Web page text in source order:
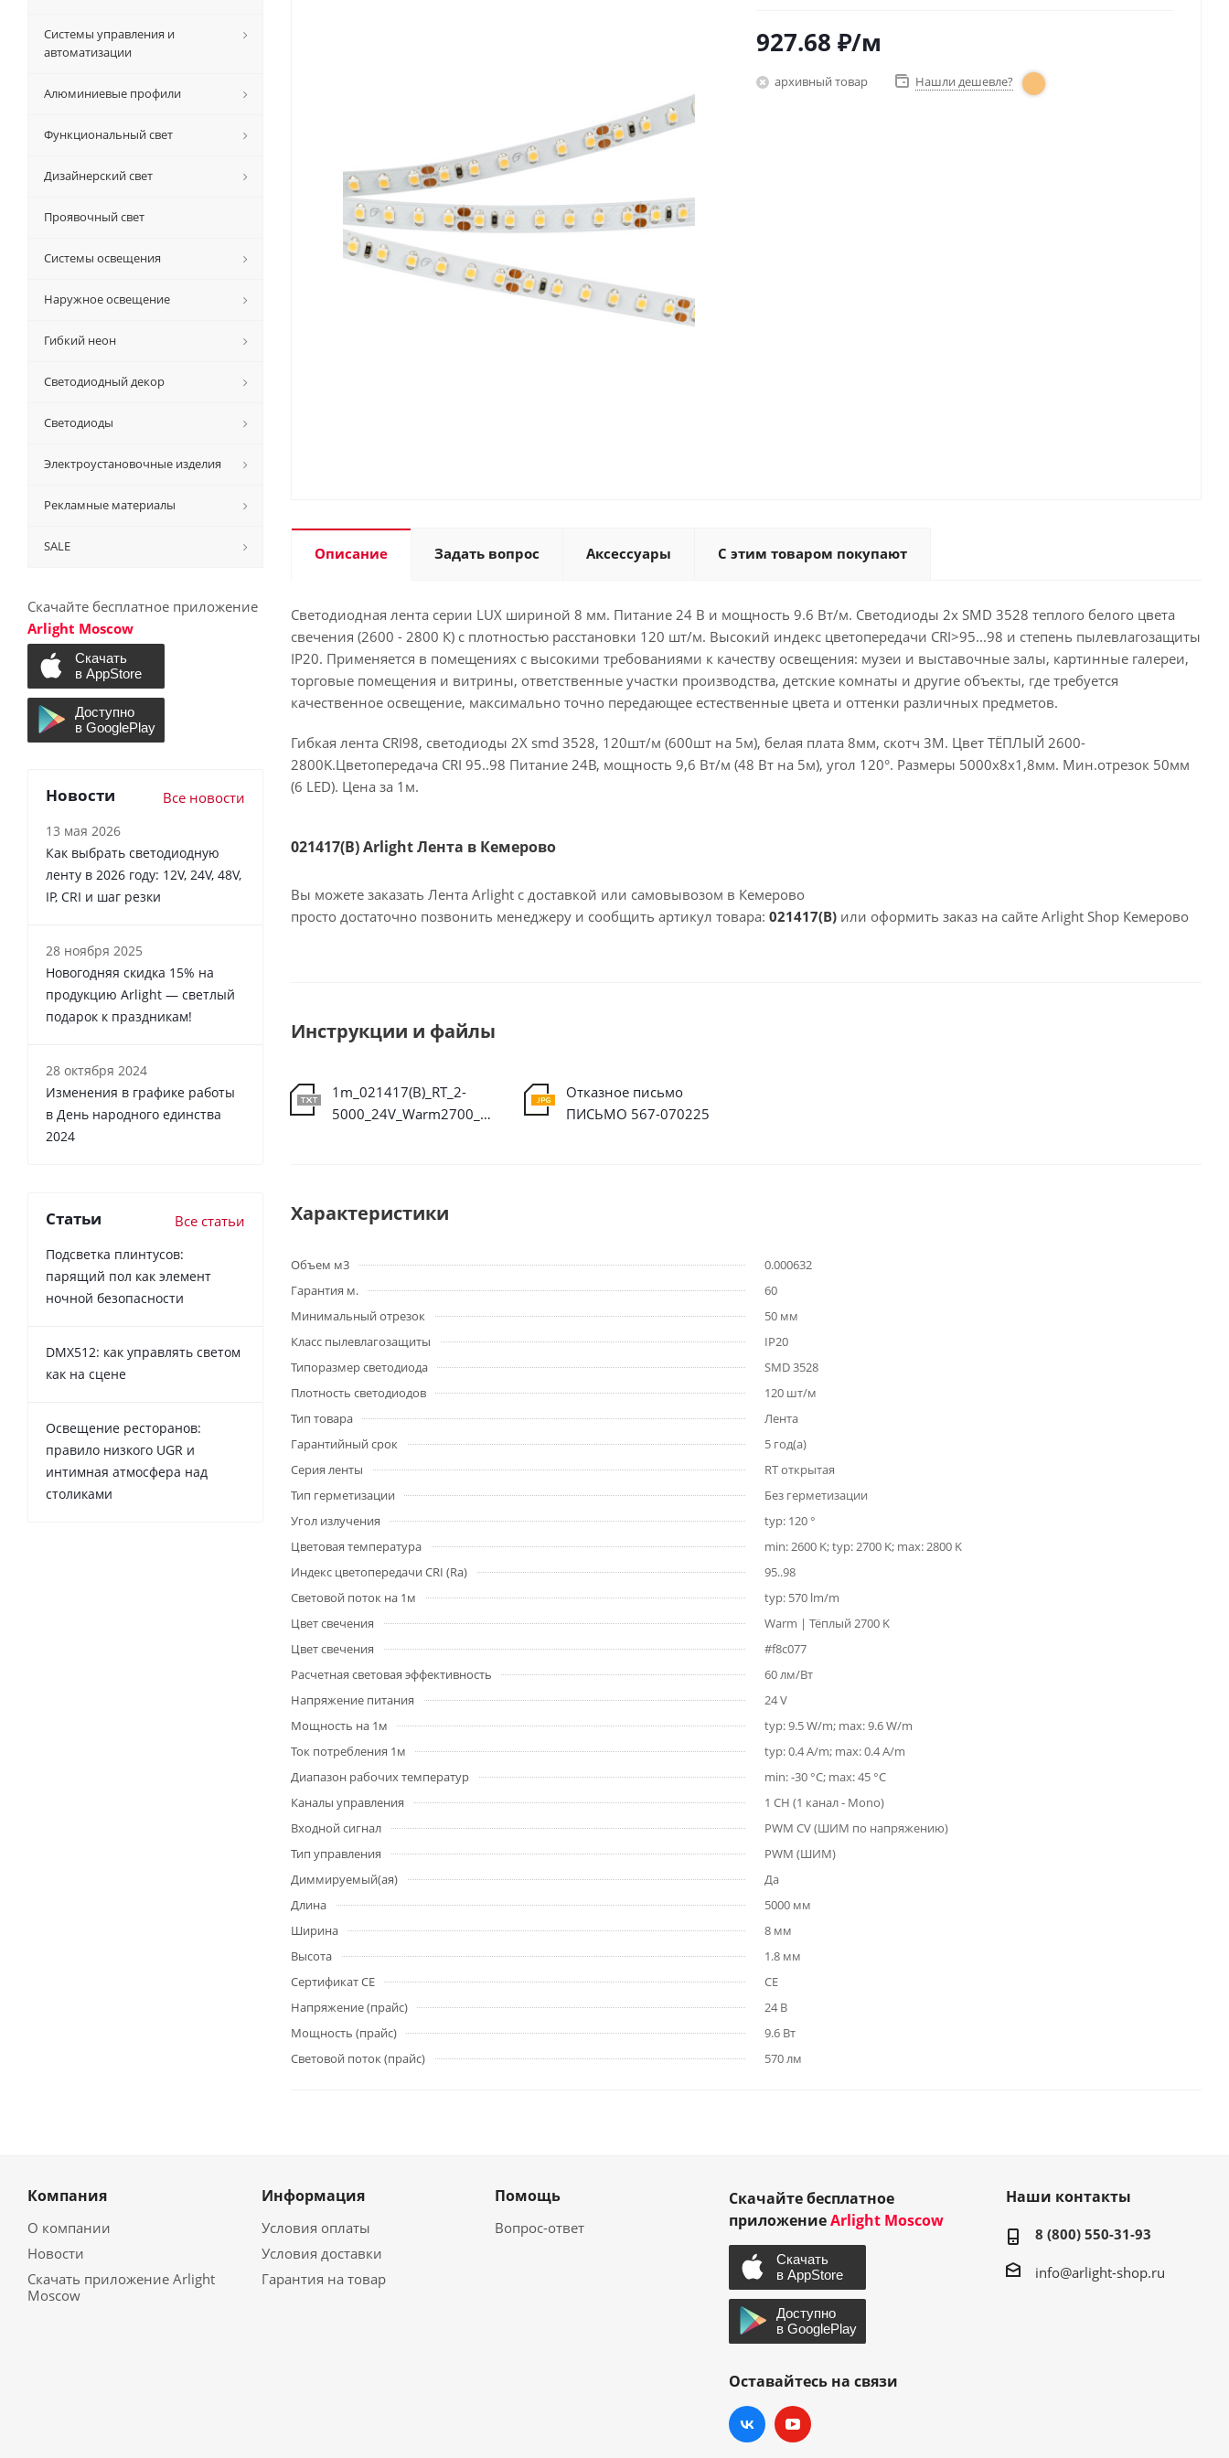
927.68 ₽/м
архивный товар Нашли дешевле?
Описание Задать вопрос Аксессуары С этим товаром покупают
Светодиодная лента серии LUX шириной 8 мм. Питание 24 В и мощность 9.6 Вт/м. Светодиоды 2x SMD 3528 теплого белого цвета
свечения (2600 - 2800 К) с плотностью расстановки 120 шт/м. Высокий индекс цветопередачи CRI>95...98 и степень пылевлагозащиты
IP20. Применяется в помещениях с высокими требованиями к качеству освещения: музеи и выставочные залы, картинные галереи,
торговые помещения и витрины, ответственные участки производства, детские комнаты и другие объекты, где требуется
качественное освещение, максимально точно передающее естественные цвета и оттенки различных предметов.
Гибкая лента CRI98, светодиоды 2X smd 3528, 120шт/м (600шт на 5м), белая плата 8мм, скотч 3М. Цвет ТЁПЛЫЙ 2600-
2800K.Цветопередача CRI 95..98 Питание 24В, мощность 9,6 Вт/м (48 Вт на 5м), угол 120°. Размеры 5000х8х1,8мм. Мин.отрезок 50мм
(6 LED). Цена за 1м.
021417(B) Arlight Лента в Кемерово
Вы можете заказать Лента Arlight с доставкой или самовывозом в Кемерово
просто достаточно позвонить менеджеру и сообщить артикул товара: 021417(B) или оформить заказ на сайте Arlight Shop Кемерово
Инструкции и файлы
1m_021417(B)_RT_2-
5000_24V_Warm2700_2x_3528_600_LED_CRI98.ies
Отказное письмо
ПИСЬМО 567-070225
Характеристики
Объем м3
0.000632
Гарантия м.
60
Минимальный отрезок
50 мм
Класс пылевлагозащиты
IP20
Типоразмер светодиода
SMD 3528
Плотность светодиодов
120 шт/м
Тип товара
Лента
Гарантийный срок
5 год(а)
Серия ленты
RT открытая
Тип герметизации
Без герметизации
Угол излучения
typ: 120 °
Цветовая температура
min: 2600 K; typ: 2700 K; max: 2800 K
Индекс цветопередачи CRI (Ra)
95..98
Световой поток на 1м
typ: 570 lm/m
Цвет свечения
Warm | Тёплый 2700 K
Цвет свечения
#f8c077
Расчетная световая эффективность
60 лм/Вт
Напряжение питания
24 V
Мощность на 1м
typ: 9.5 W/m; max: 9.6 W/m
Ток потребления 1м
typ: 0.4 A/m; max: 0.4 A/m
Диапазон рабочих температур
min: -30 °C; max: 45 °C
Каналы управления
1 CH (1 канал - Mono)
Входной сигнал
PWM СV (ШИМ по напряжению)
Тип управления
PWM (ШИМ)
Диммируемый(ая)
Да
Длина
5000 мм
Ширина
8 мм
Высота
1.8 мм
Сертификат CE
CE
Напряжение (прайс)
24 В
Мощность (прайс)
9.6 Вт
Световой поток (прайс)
570 лм
Системы управления и
автоматизации
Алюминиевые профили
Функциональный свет
Дизайнерский свет
Проявочный свет
Системы освещения
Наружное освещение
Гибкий неон
Светодиодный декор
Светодиоды
Электроустановочные изделия
Рекламные материалы
SALE
Скачайте бесплатное приложение
Arlight Moscow
Новости Все новости
13 мая 2026
Как выбрать светодиодную
ленту в 2026 году: 12V, 24V, 48V,
IP, CRI и шаг резки
28 ноября 2025
Новогодняя скидка 15% на
продукцию Arlight — светлый
подарок к праздникам!
28 октября 2024
Изменения в графике работы
в День народного единства
2024
Статьи Все статьи
Подсветка плинтусов:
парящий пол как элемент
ночной безопасности
DMX512: как управлять светом
как на сцене
Освещение ресторанов:
правило низкого UGR и
интимная атмосфера над
столиками
Компания
О компании
Новости
Скачать приложение Arlight
Moscow
Информация
Условия оплаты
Условия доставки
Гарантия на товар
Помощь
Вопрос-ответ
Скачайте бесплатное
приложениеArlight Moscow
Оставайтесь на связи
Наши контакты
8 (800) 550-31-93
info@arlight-shop.ru